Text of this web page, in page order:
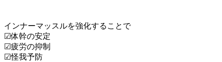
インナーマッスルを強化することで
☑︎体幹の安定
☑︎疲労の抑制
☑︎怪我予防